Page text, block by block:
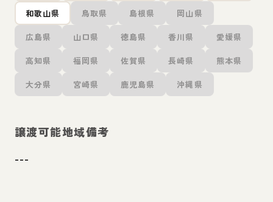
和歌山県 鳥取県 島根県 岡山県
広島県 山口県 徳島県 香川県 愛媛県
高知県 福岡県 佐賀県 長崎県 熊本県
大分県 宮崎県 鹿児島県 沖縄県
譲渡可能地域備考
---